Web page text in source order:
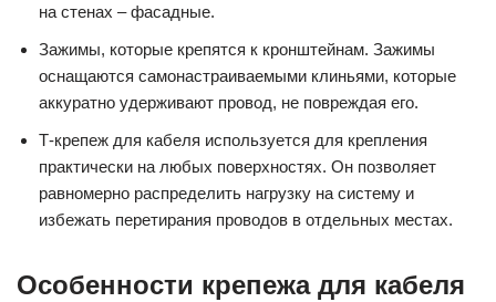
на стенах – фасадные.
Зажимы, которые крепятся к кронштейнам. Зажимы
оснащаются самонастраиваемыми клиньями, которые
аккуратно удерживают провод, не повреждая его.
Т-крепеж для кабеля используется для крепления
практически на любых поверхностях. Он позволяет
равномерно распределить нагрузку на систему и
избежать перетирания проводов в отдельных местах.
Особенности крепежа для кабеля